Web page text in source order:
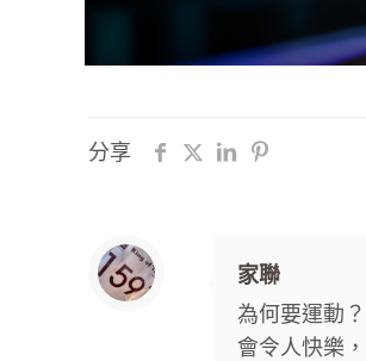
分享
家聯
為何要運動
會令人快樂